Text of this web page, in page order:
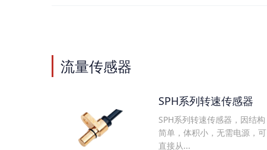
流量传感器
SPH系列转速传感器
SPH系列转速传感器，因结构
简单，体积小，无需电源，可
直接从...